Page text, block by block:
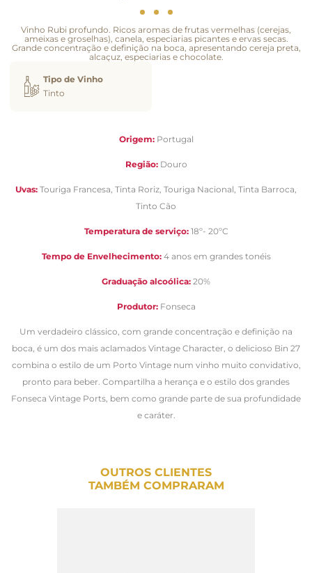
Vinho Rubi profundo. Ricos aromas de frutas vermelhas (cerejas,
ameixas e groselhas), canela, especiarias picantes e ervas secas.
Grande concentração e definição na boca, apresentando cereja preta,
alcaçuz, especiarias e chocolate.
Tipo de Vinho
Tinto
Origem:Portugal
Região:Douro
Uvas: Touriga Francesa, Tinta Roriz, Touriga Nacional, Tinta Barroca,
Tinto Cão
Temperatura de serviço:18º- 20ºC
Tempo de Envelhecimento:4 anos em grandes tonéis
Graduação alcoólica: 20%
Produtor:Fonseca
Um verdadeiro clássico, com grande concentração e definição na
boca, é um dos mais aclamados Vintage Character, o delicioso Bin 27
combina o estilo de um Porto Vintage num vinho muito convidativo,
pronto para beber. Compartilha a herança e o estilo dos grandes
Fonseca Vintage Ports, bem como grande parte de sua profundidade
e caráter.
OUTROS CLIENTES
TAMBÉM COMPRARAM